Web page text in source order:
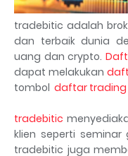
tradebitic adalah
dan terbaik dunia
uang dan crypto.
dapat melakukan
tombol daftar trading
tradebitic
klien seperti
tradebitic juga